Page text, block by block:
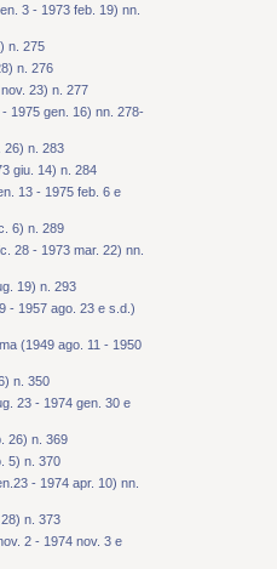
3 - 1973 feb. 19) nn.
n. 275
n. 276
23) n. 277
1975 gen. 16) nn. 278-
26) n. 283
giu. 14) n. 284
13 - 1975 feb. 6 e
6) n. 289
28 - 1973 mar. 22) nn.
19) n. 293
- 1957 ago. 23 e s.d.)
(1949 ago. 11 - 1950
n. 350
23 - 1974 gen. 30 e
26) n. 369
5) n. 370
- 1974 apr. 10) nn.
n. 373
2 - 1974 nov. 3 e